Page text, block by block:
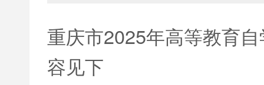
重庆市2025年高等教育
容见下